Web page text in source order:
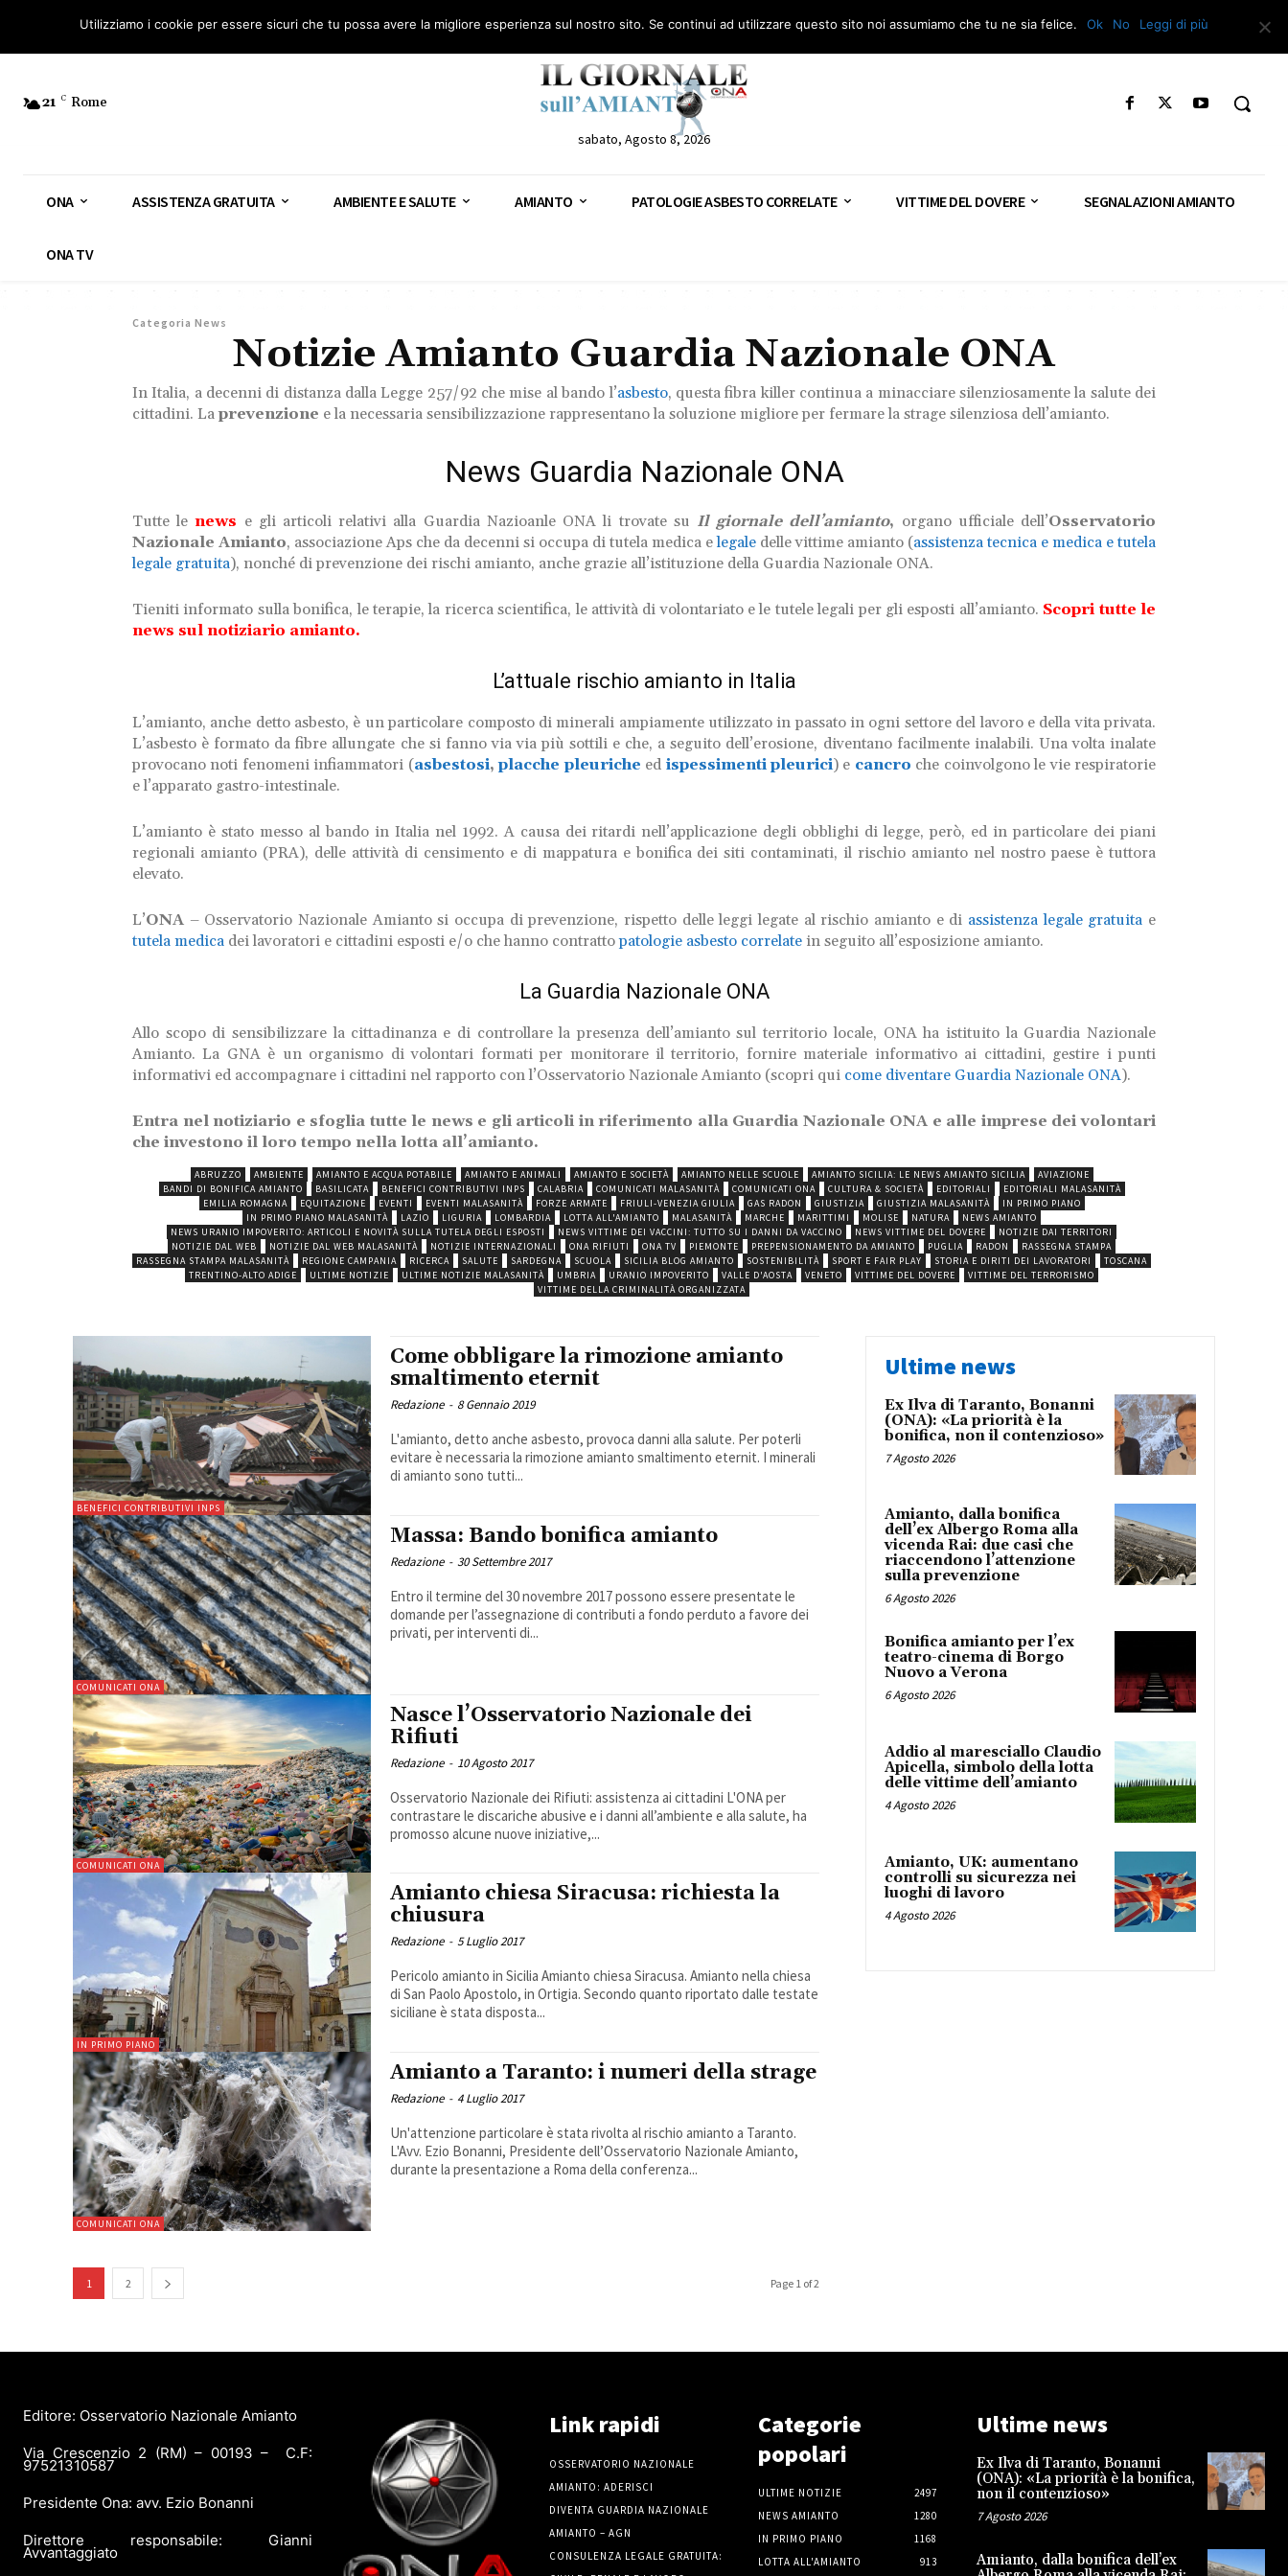
Osservatorio Nazionale Amianto: aderisci Diventa Guardia Nazionale Amianto – AGN Consulenza legale gratuita: civile, penale e lavoro Segnala – AGN Segnala – Repac
21 C Rome
sabato, Agosto 8, 2026
ONA ASSISTENZA GRATUITA AMBIENTE E SALUTE AMIANTO PATOLOGIE ASBESTO CORRELATE VITTIME DEL DOVERE SEGNALAZIONI AMIANTO
ONA TV
Categoria News
Notizie Amianto Guardia Nazionale ONA
In Italia, a decenni di distanza dalla Legge 257/92 che mise al bando l’asbesto, questa fibra killer continua a minacciare silenziosamente la salute dei
cittadini. Laprevenzione e la necessaria sensibilizzazione rappresentano la soluzione migliore per fermare la strage silenziosa dell’amianto.
News Guardia Nazionale ONA
Tutte lenews e gli articoli relativi alla Guardia Nazioanle ONA li trovate su Il giornale dell’amianto, organo ufficiale dell’Osservatorio
Nazionale Amianto, associazione Aps che da decenni si occupa di tutela medica elegale delle vittime amianto (assistenza tecnica e medica e tutela
legale gratuita), nonché di prevenzione dei rischi amianto, anche grazie all’istituzione della Guardia Nazionale ONA.
Tieniti informato sulla bonifica, le terapie, la ricerca scientifica, le attività di volontariato e le tutele legali per gli esposti all’amianto. Scopri tutte le
news sul notiziario amianto.
L’attuale rischio amianto in Italia
L’amianto, anche detto asbesto, è un particolare composto di minerali ampiamente utilizzato in passato in ogni settore del lavoro e della vita privata.
L’asbesto è formato da fibre allungate che si fanno via via più sottili e che, a seguito dell’erosione, diventano facilmente inalabili. Una volta inalate
provocano noti fenomeni infiammatori (asbestosi,placche pleuriche ed ispessimenti pleurici) e cancro che coinvolgono le vie respiratorie
e l’apparato gastro-intestinale.
L’amianto è stato messo al bando in Italia nel 1992. A causa dei ritardi nell’applicazione degli obblighi di legge, però, ed in particolare dei piani
regionali amianto (PRA), delle attività di censimento e di mappatura e bonifica dei siti contaminati, il rischio amianto nel nostro paese è tuttora
elevato.
L’ONA – Osservatorio Nazionale Amianto si occupa di prevenzione, rispetto delle leggi legate al rischio amianto e di assistenza legale gratuita e
tutela medica dei lavoratori e cittadini esposti e/o che hanno contrattopatologie asbesto correlate in seguito all’esposizione amianto.
La Guardia Nazionale ONA
Allo scopo di sensibilizzare la cittadinanza e di controllare la presenza dell’amianto sul territorio locale, ONA ha istituito la Guardia Nazionale
Amianto. La GNA è un organismo di volontari formati per monitorare il territorio, fornire materiale informativo ai cittadini, gestire i punti
informativi ed accompagnare i cittadini nel rapporto con l’Osservatorio Nazionale Amianto (scopri qui come diventare Guardia Nazionale ONA).
Entra nel notiziario e sfoglia tutte le news e gli articoli in riferimento alla Guardia Nazionale ONA e alle imprese dei volontari
che investono il loro tempo nella lotta all’amianto.
ABRUZZO AMBIENTE AMIANTO E ACQUA POTABILE AMIANTO E ANIMALI AMIANTO E SOCIETÀ AMIANTO NELLE SCUOLE AMIANTO SICILIA: LE NEWS AMIANTO SICILIA
AVIAZIONE
BANDI DI BONIFICA AMIANTO
BASILICATA BENEFICI CONTRIBUTIVI INPS CALABRIA COMUNICATI MALASANITÀ COMUNICATI ONA CULTURA & SOCIETÀ EDITORIALI
EDITORIALI MALASANITÀ
EMILIA ROMAGNA
EQUITAZIONE EVENTI EVENTI MALASANITÀ FORZE ARMATE FRIULI-VENEZIA GIULIA GAS RADON GIUSTIZIA GIUSTIZIA MALASANITÀ
IN PRIMO PIANO
IN PRIMO PIANO MALASANITÀ
LAZIO LIGURIA LOMBARDIA LOTTA ALL'AMIANTO MALASANITÀ MARCHE MARITTIMI MOLISE NATURA
NEWS AMIANTO
NEWS URANIO IMPOVERITO: ARTICOLI E NOVITÀ SULLA TUTELA DEGLI ESPOSTI
NEWS VITTIME DEI VACCINI: TUTTO SU I DANNI DA VACCINO NEWS VITTIME DEL DOVERE
NOTIZIE DAI TERRITORI
NOTIZIE DAL WEB
NOTIZIE DAL WEB MALASANITÀ NOTIZIE INTERNAZIONALI ONA RIFIUTI ONA TV PIEMONTE PREPENSIONAMENTO DA AMIANTO PUGLIA RADON
RASSEGNA STAMPA
RASSEGNA STAMPA MALASANITÀ
REGIONE CAMPANIA RICERCA SALUTE SARDEGNA SCUOLA SICILIA BLOG AMIANTO SOSTENIBILITÀ SPORT E FAIR PLAY STORIA E DIRITI DEI LAVORATORI
TOSCANA
TRENTINO-ALTO ADIGE
ULTIME NOTIZIE ULTIME NOTIZIE MALASANITÀ UMBRIA URANIO IMPOVERITO VALLE D'AOSTA VENETO VITTIME DEL DOVERE
VITTIME DEL TERRORISMO
VITTIME DELLA CRIMINALITÀ ORGANIZZATA
BENEFICI CONTRIBUTIVI INPS
Come obbligare la rimozione amianto
smaltimento eternit
Redazione - 8 Gennaio 2019
L'amianto, detto anche asbesto, provoca danni alla salute. Per poterli
evitare è necessaria la rimozione amianto smaltimento eternit. I minerali
di amianto sono tutti...
COMUNICATI ONA
Massa: Bando bonifica amianto
Redazione - 30 Settembre 2017
Entro il termine del 30 novembre 2017 possono essere presentate le
domande per l’assegnazione di contributi a fondo perduto a favore dei
privati, per interventi di...
COMUNICATI ONA
Nasce l’Osservatorio Nazionale dei
Rifiuti
Redazione - 10 Agosto 2017
Osservatorio Nazionale dei Rifiuti: assistenza ai cittadini L'ONA per
contrastare le discariche abusive e i danni all’ambiente e alla salute, ha
promosso alcune nuove iniziative,...
IN PRIMO PIANO
Amianto chiesa Siracusa: richiesta la
chiusura
Redazione - 5 Luglio 2017
Pericolo amianto in Sicilia Amianto chiesa Siracusa. Amianto nella chiesa
di San Paolo Apostolo, in Ortigia. Secondo quanto riportato dalle testate
siciliane è stata disposta...
COMUNICATI ONA
Amianto a Taranto: i numeri della strage
Redazione - 4 Luglio 2017
Un'attenzione particolare è stata rivolta al rischio amianto a Taranto.
L'Avv. Ezio Bonanni, Presidente dell’Osservatorio Nazionale Amianto,
durante la presentazione a Roma della conferenza...
1 2 Page 1 of 2
Ultime news
Ex Ilva di Taranto, Bonanni
(ONA): «La priorità è la
bonifica, non il contenzioso»
7 Agosto 2026
Amianto, dalla bonifica
dell’ex Albergo Roma alla
vicenda Rai: due casi che
riaccendono l’attenzione
sulla prevenzione
6 Agosto 2026
Bonifica amianto per l’ex
teatro-cinema di Borgo
Nuovo a Verona
6 Agosto 2026
Addio al maresciallo Claudio
Apicella, simbolo della lotta
delle vittime dell’amianto
4 Agosto 2026
Amianto, UK: aumentano
controlli su sicurezza nei
luoghi di lavoro
4 Agosto 2026
Editore: Osservatorio Nazionale Amianto
Via Crescenzio 2 (RM) – 00193 – C.F:
97521310587
Presidente Ona: avv. Ezio Bonanni
Direttore responsabile: Gianni
Avvantaggiato
Link rapidi
OSSERVATORIO NAZIONALE
AMIANTO: ADERISCI
DIVENTA GUARDIA NAZIONALE
AMIANTO – AGN
CONSULENZA LEGALE GRATUITA:
Categorie
popolari
ULTIME NOTIZIE
2497
NEWS AMIANTO
1280
IN PRIMO PIANO
1168
LOTTA ALL'AMIANTO
913
Ultime news
Ex Ilva di Taranto, Bonanni
(ONA): «La priorità è la bonifica,
non il contenzioso»
7 Agosto 2026
Amianto, dalla bonifica dell’ex
Utilizziamo i cookie per essere sicuri che tu possa avere la migliore esperienza sul nostro sito. Se continui ad utilizzare questo sito noi assumiamo che tu ne sia felice. Ok No Leggi di più